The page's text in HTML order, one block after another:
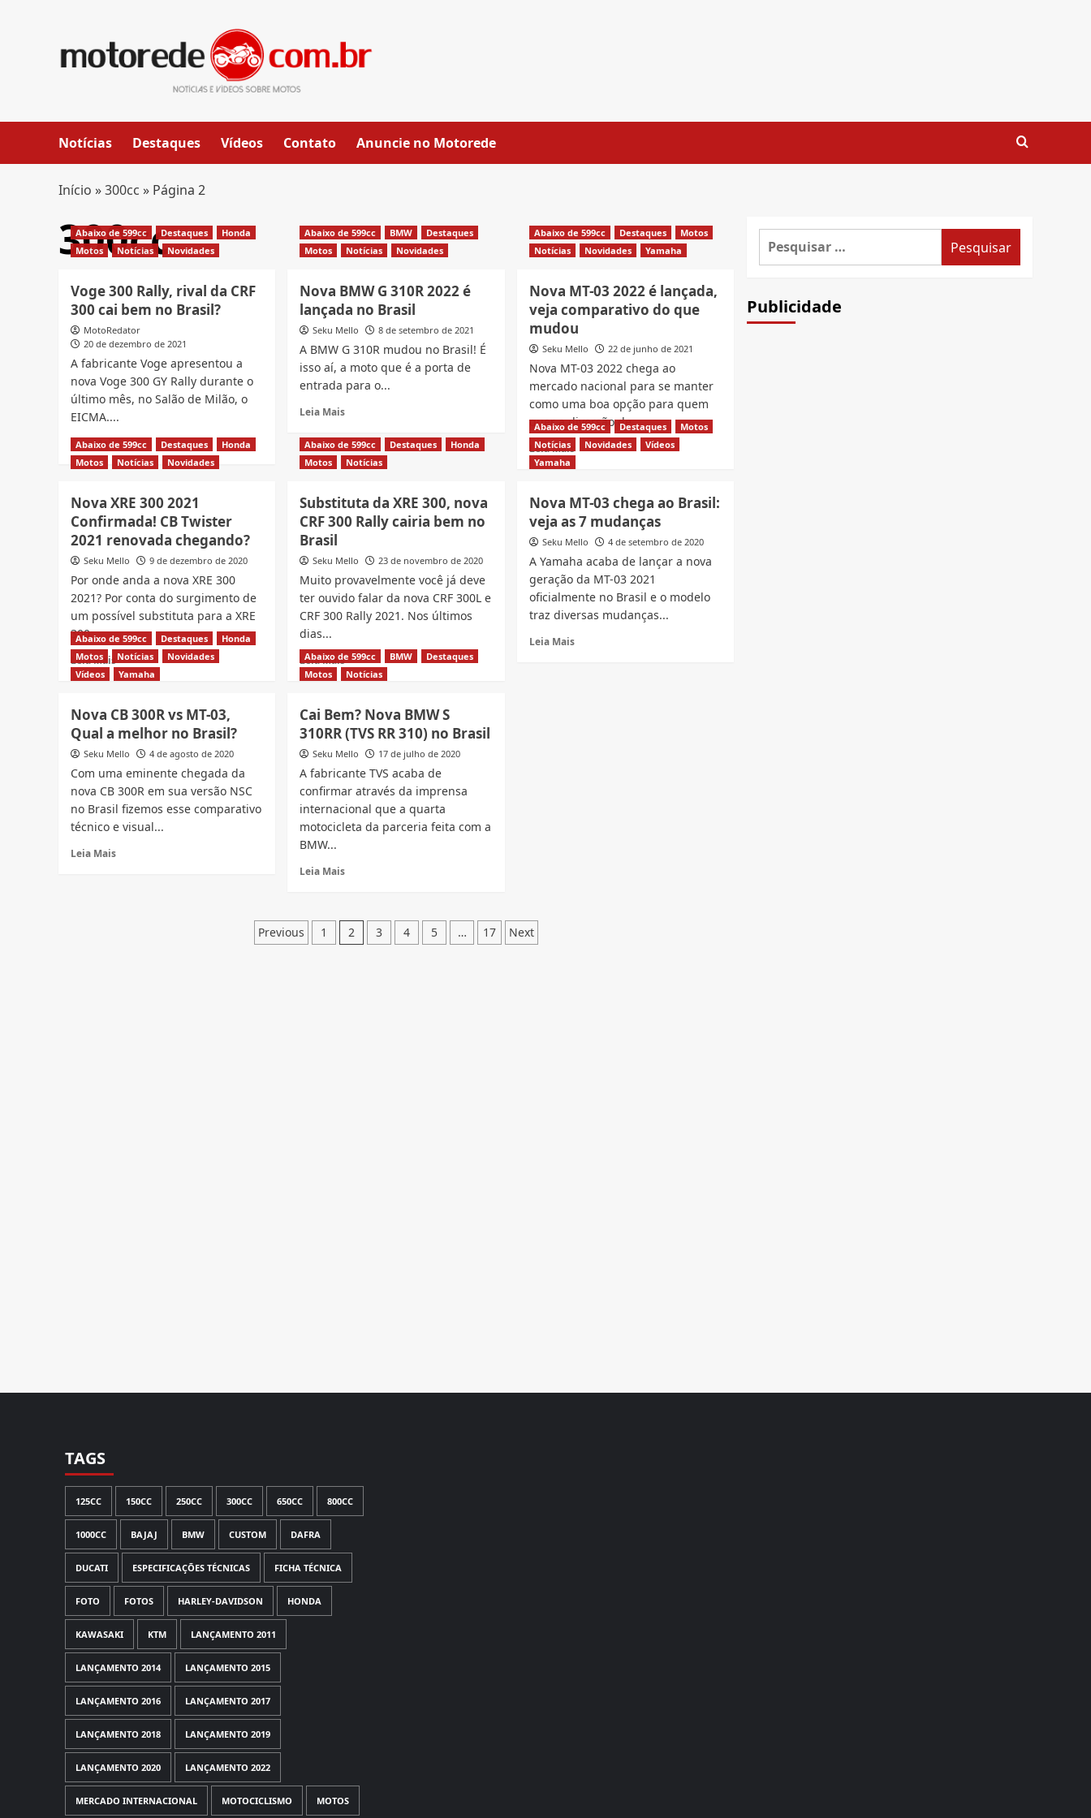
Notícias Destaques Vídeos Contato Anuncie no Motorede
Início »300cc » Página 2
300cc
Abaixo de 599cc Destaques
Honda
Motos
Notícias Novidades
Voge 300 Rally, rival da CRF
300 cai bem no Brasil?
MotoRedator
20 de dezembro de 2021
A fabricante Voge apresentou a
nova Voge 300 GY Rally durante o
último mês, no Salão de Milão, o
EICMA....
Leia MaisRead
more
about
300
Rally,
da
CRF
300
cai
bem
Brasil?
Abaixo de 599cc BMW
Destaques
Motos
Notícias Novidades
Nova BMW G 310R 2022 é
lançada no Brasil
Seku Mello 8 de setembro de 2021
A BMW G 310R mudou no Brasil! É
isso aí, a moto que é a porta de
entrada para o...
Leia Mais
about
Nova
BMW
310R
2022
no
Brasil
Abaixo de 599cc Destaques
Motos
Notícias
Novidades Yamaha
Nova MT-03 2022 é lançada,
veja comparativo do que
mudou
Seku Mello 22 de junho de 2021
Nova MT-03 2022 chega ao
mercado nacional para se manter
como uma boa opção para quem
quer a diversão de...
Leia Mais
Read
MT-
03
2022
lançada,
veja
comparativo
do
mudou
Abaixo de 599cc Destaques
Honda
Motos
Notícias Novidades
Nova XRE 300 2021
Confirmada! CB Twister
2021 renovada chegando?
Seku Mello 9 de dezembro de 2020
Por onde anda a nova XRE 300
2021? Por conta do surgimento de
um possível substituta para a XRE
300...
Leia Mais Read
more
XRE
300
2021
CB
Twister
2021
renovada
Abaixo de 599cc Destaques
Honda
Motos
Notícias
Substituta da XRE 300, nova
CRF 300 Rally cairia bem no
Brasil
Seku Mello 23 de novembro de 2020
Muito provavelmente você já deve
ter ouvido falar da nova CRF 300L e
CRF 300 Rally 2021. Nos últimos
dias...
Leia MaisRead
more
da
XRE
300,
CRF
300
Rally
cairia
Brasil
Abaixo de 599cc Destaques
Motos
Notícias
Novidades
Vídeos
Yamaha
Nova MT-03 chega ao Brasil:
veja as 7 mudanças
Seku Mello 4 de setembro de 2020
A Yamaha acaba de lançar a nova
geração da MT-03 2021
oficialmente no Brasil e o modelo
traz diversas mudanças...
Leia MaisRead
Abaixo de 599cc Destaques
Honda
Motos
Notícias
Novidades
Vídeos
Yamaha
Nova CB 300R vs MT-03,
Qual a melhor no Brasil?
Seku Mello 4 de agosto de 2020
Com uma eminente chegada da
nova CB 300R em sua versão NSC
no Brasil fizemos esse comparativo
técnico e visual...
Leia Mais
Abaixo de 599cc BMW
Destaques
Motos
Notícias
Cai Bem? Nova BMW S
310RR (TVS RR 310) no Brasil
Seku Mello 17 de julho de 2020
A fabricante TVS acaba de
confirmar através da imprensa
internacional que a quarta
motocicleta da parceria feita com a
BMW...
Leia Mais
Bem?
Nova
Paginação
Previous 1 2 3 4 5 … 17 Next
Pesquisar
Publicidade
TAGS
125CC 150CC 250CC 300CC 650CC 800CC
1000CC BAJAJ BMW CUSTOM DAFRA
DUCATI ESPECIFICAÇÕES TÉCNICAS FICHA TÉCNICA
FOTO FOTOS HARLEY-DAVIDSON HONDA
KAWASAKI KTM LANÇAMENTO 2011
LANÇAMENTO 2014 LANÇAMENTO 2015
LANÇAMENTO 2016 LANÇAMENTO 2017
LANÇAMENTO 2018 LANÇAMENTO 2019
LANÇAMENTO 2020 LANÇAMENTO 2022
MERCADO INTERNACIONAL MOTOCICLISMO MOTOS